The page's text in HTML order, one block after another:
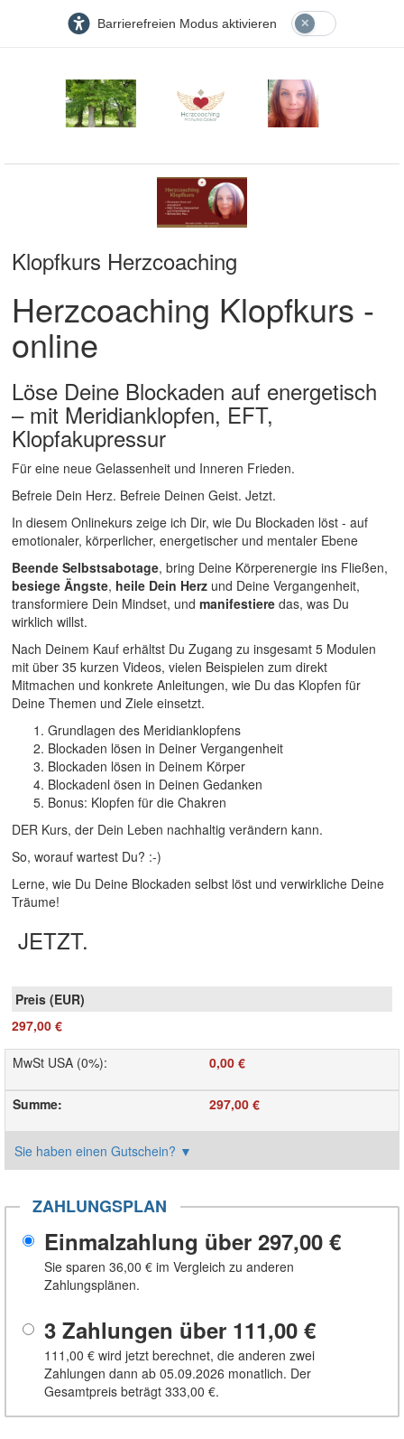
Barrierefreien Modus aktivieren
Klopfkurs Herzcoaching
Herzcoaching Klopfkurs -
online
Löse Deine Blockaden auf energetisch
– mit Meridianklopfen, EFT,
Klopfakupressur
Für eine neue Gelassenheit und Inneren Frieden.
Befreie Dein Herz. Befreie Deinen Geist. Jetzt.
In diesem Onlinekurs zeige ich Dir, wie Du Blockaden löst - auf
emotionaler, körperlicher, energetischer und mentaler Ebene
Beende Selbstsabotage, bring Deine Körperenergie ins Fließen,
besiege Ängste, heile Dein Herz und Deine Vergangenheit,
transformiere Dein Mindset, und manifestiere das, was Du
wirklich willst.
Nach Deinem Kauf erhältst Du Zugang zu insgesamt 5 Modulen
mit über 35 kurzen Videos, vielen Beispielen zum direkt
Mitmachen und konkrete Anleitungen, wie Du das Klopfen für
Deine Themen und Ziele einsetzt.
Grundlagen des Meridianklopfens
Blockaden lösen in Deiner Vergangenheit
Blockaden lösen in Deinem Körper
Blockadenl ösen in Deinen Gedanken
Bonus: Klopfen für die Chakren
DER Kurs, der Dein Leben nachhaltig verändern kann.
So, worauf wartest Du? :-)
Lerne, wie Du Deine Blockaden selbst löst und verwirkliche Deine
Träume!
JETZT.
297,00 €
MwSt USA (0%): 0,00 €
Summe: 297,00 €
Sie haben einen Gutschein? ▼
ZAHLUNGSPLAN
Einmalzahlung über 297,00 €
Sie sparen 36,00 € im Vergleich zu anderen
Zahlungsplänen.
3 Zahlungen über 111,00 €
111,00 € wird jetzt berechnet, die anderen zwei
Zahlungen dann ab 05.09.2026 monatlich. Der
Gesamtpreis beträgt 333,00 €.